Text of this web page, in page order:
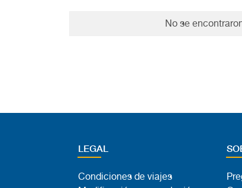
No se
LEGAL
Condiciones de viajes